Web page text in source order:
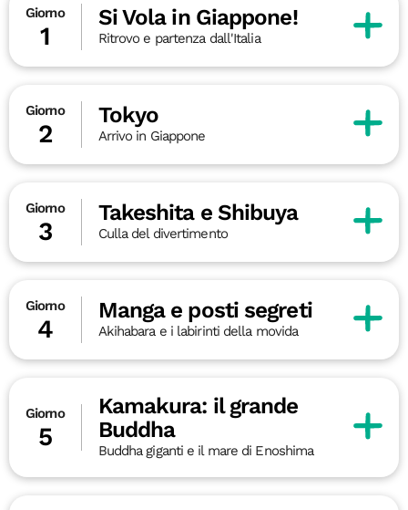
Giorno
1
Si Vola in Giappone!
Ritrovo e partenza dall'Italia
Giorno
2
Tokyo
Arrivo in Giappone
Giorno
3
Takeshita e Shibuya
Culla del divertimento
Giorno
4
Manga e posti segreti
Akihabara e i labirinti della movida
Giorno
5
Kamakura: il grande
Buddha
Buddha giganti e il mare di Enoshima